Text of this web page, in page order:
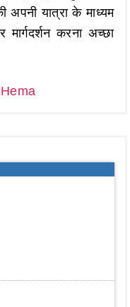
यात्रा के माध्यम
करना अच्छा